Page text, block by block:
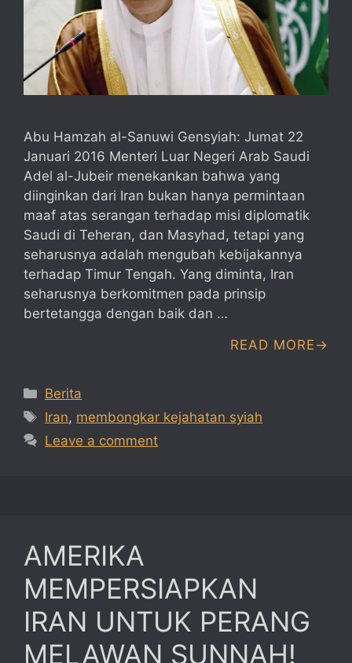
Abu Hamzah al-Sanuwi Gensyiah: Jumat 22
Januari 2016 Menteri Luar Negeri Arab Saudi
Adel al-Jubeir menekankan bahwa yang
diinginkan dari Iran bukan hanya permintaan
maaf atas serangan terhadap misi diplomatik
Saudi di Teheran, dan Masyhad, tetapi yang
seharusnya adalah mengubah kebijakannya
terhadap Timur Tengah. Yang diminta, Iran
seharusnya berkomitmen pada prinsip
bertetangga dengan baik dan …
READ MORE
Categories
Berita
Tags
Iran, membongkar kejahatan syiah
Leave a comment
AMERIKA
MEMPERSIAPKAN
IRAN UNTUK PERANG
MELAWAN SUNNAH!